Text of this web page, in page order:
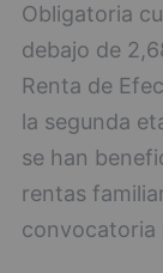
Obligatoria
debajo de
Renta de
la segunda
se han
rentas
convocatoria